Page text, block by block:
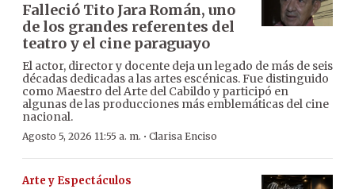
Falleció Tito Jara Román, uno
de los grandes referentes del
teatro y el cine paraguayo
El actor, director y docente deja un legado de más de seis
décadas dedicadas a las artes escénicas. Fue distinguido
como Maestro del Arte del Cabildo y participó en
algunas de las producciones más emblemáticas del cine
nacional.
Agosto 5, 2026 11:55 a. m. · Clarisa Enciso
Arte y Espectáculos